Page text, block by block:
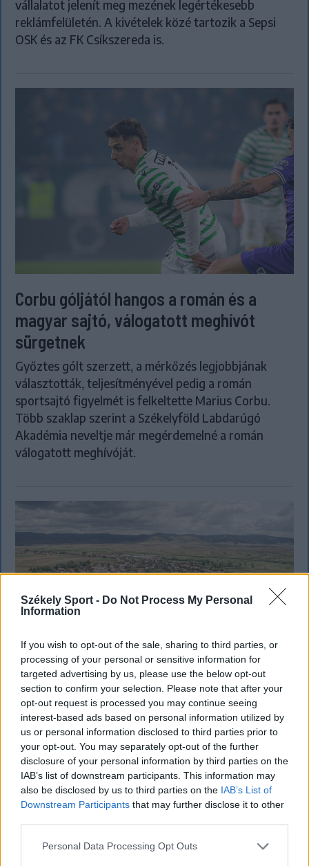
Székely Sport - Do Not Process My Personal
Information
If you wish to opt-out of the sale, sharing to third parties, or
processing of your personal or sensitive information for
targeted advertising by us, please use the below opt-out
section to confirm your selection. Please note that after your
opt-out request is processed you may continue seeing
interest-based ads based on personal information utilized by
us or personal information disclosed to third parties prior to
your opt-out. You may separately opt-out of the further
disclosure of your personal information by third parties on the
IAB’s list of downstream participants. This information may
also be disclosed by us to third parties on the IAB’s List of
Downstream Participants that may further disclose it to other
Personal Data Processing Opt Outs
vállalatot jelenít meg mezének legértékesebb
reklámfelületén. A kivételek közé tartozik a Sepsi
OSK és az FK Csíkszereda is.
Corbu góljától hangos a román és a
magyar sajtó, válogatott meghívót
sürgetnek
Győztes gólt szerzett, a mérkőzés legjobbjának
választották, teljesítményével pedig a román
sportsajtó figyelmét is felkeltette Marius Corbu.
Több szaklap szerint a Székelyföld Labdarúgó
Akadémia neveltje már megérdemelné a román
válogatott meghívóját.
SZÉKELYHON
Tömegverekedés lett a szűk
mezőgazdasági úti vitából Csatószegen
Kórházba szállítottak több embert, mezőgazdasági
munkagépek rongálódtak meg, és ideiglenes védelmi
rendeleteket is kibocsátottak azután, hogy szombat
délután súlyos konfliktus alakult ki Csatószegen egy